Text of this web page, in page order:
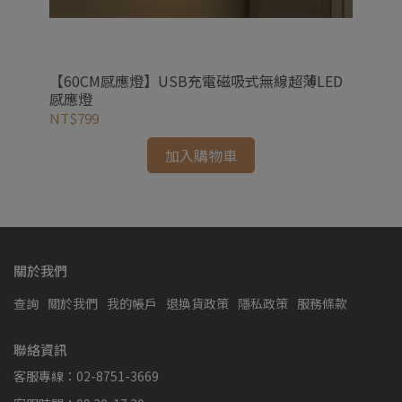
【60CM感應燈】USB充電磁吸式無線超薄LED
感應燈
NT$799
加入購物車
關於我們
查詢 關於我們 我的帳戶 退換貨政策 隱私政策 服務條款
聯絡資訊
客服專線：02-8751-3669